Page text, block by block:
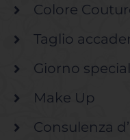
Colore
Taglio
Giorno
Make Up
Consulenza